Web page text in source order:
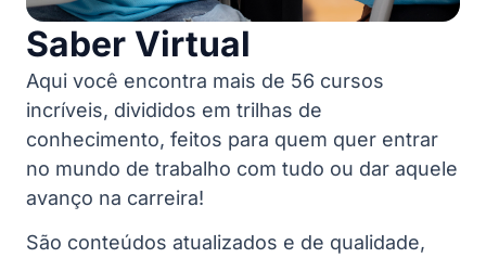
Saber Virtual
Aqui você encontra mais de 56 cursos
incríveis, divididos em trilhas de
conhecimento, feitos para quem quer entrar
no mundo de trabalho com tudo ou dar aquele
avanço na carreira!
São conteúdos atualizados e de qualidade,